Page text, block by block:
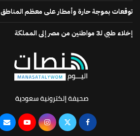
توقعات بموجة حارة وأمطار على معظم المناطق
إخلاء طبي لـ3 مواطنين من مصر إلى المملكة